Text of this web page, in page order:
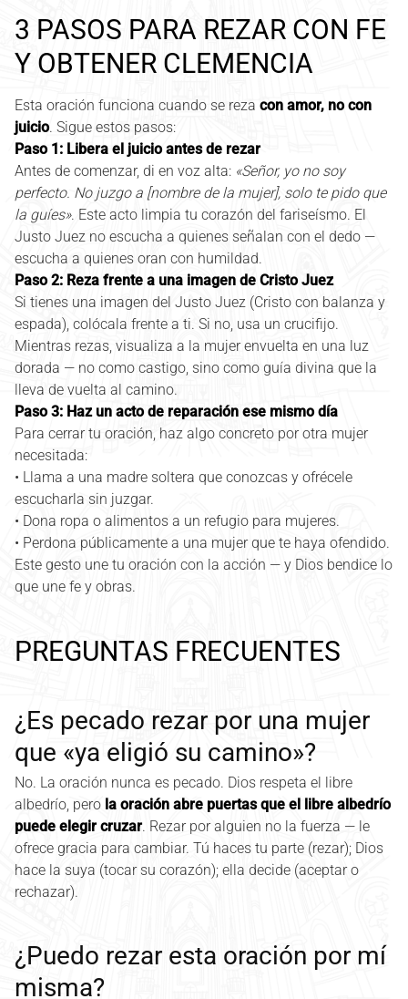
3 PASOS PARA REZAR CON FE
Y OBTENER CLEMENCIA
Esta oración funciona cuando se reza con amor, no con
juicio. Sigue estos pasos:
Paso 1: Libera el juicio antes de rezar
Antes de comenzar, di en voz alta: «Señor, yo no soy
perfecto. No juzgo a [nombre de la mujer], solo te pido que
la guíes». Este acto limpia tu corazón del fariseísmo. El
Justo Juez no escucha a quienes señalan con el dedo —
escucha a quienes oran con humildad.
Paso 2: Reza frente a una imagen de Cristo Juez
Si tienes una imagen del Justo Juez (Cristo con balanza y
espada), colócala frente a ti. Si no, usa un crucifijo.
Mientras rezas, visualiza a la mujer envuelta en una luz
dorada — no como castigo, sino como guía divina que la
lleva de vuelta al camino.
Paso 3: Haz un acto de reparación ese mismo día
Para cerrar tu oración, haz algo concreto por otra mujer
necesitada:
• Llama a una madre soltera que conozcas y ofrécele
escucharla sin juzgar.
• Dona ropa o alimentos a un refugio para mujeres.
• Perdona públicamente a una mujer que te haya ofendido.
Este gesto une tu oración con la acción — y Dios bendice lo
que une fe y obras.
PREGUNTAS FRECUENTES
¿Es pecado rezar por una mujer
que «ya eligió su camino»?
No. La oración nunca es pecado. Dios respeta el libre
albedrío, pero la oración abre puertas que el libre albedrío
puede elegir cruzar. Rezar por alguien no la fuerza — le
ofrece gracia para cambiar. Tú haces tu parte (rezar); Dios
hace la suya (tocar su corazón); ella decide (aceptar o
rechazar).
¿Puedo rezar esta oración por mí
misma?